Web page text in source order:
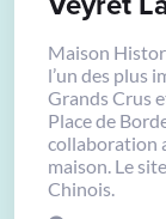
Maison
l’un des plus
Grands Crus
Place de
collaboration
maison. Le
Chinois.